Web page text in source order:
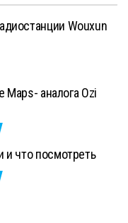
Wouxun
Maps- аналога Ozi
и что посмотреть